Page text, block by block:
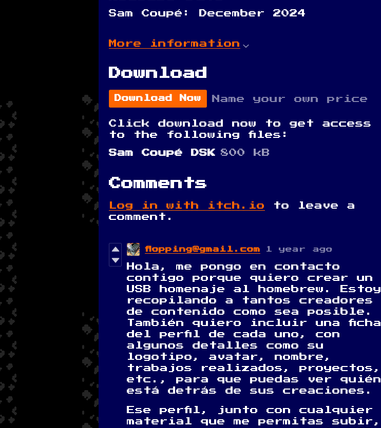
Sam Coupé: December 2024
More information
Download
Download Now Name your own price
Click download now to get access
to the following files:
Sam Coupé DSK 800 kB
Comments
Log in with itch.io
to leave a
comment.
flopping@gmail.com 1 year ago
Hola, me pongo en contacto
contigo porque quiero crear un
USB homenaje al homebrew. Estoy
recopilando a tantos creadores
de contenido como sea posible.
También quiero incluir una ficha
del perfil de cada uno, con
algunos detalles como su
logotipo, avatar, nombre,
trabajos realizados, proyectos,
etc., para que puedas ver quién
está detrás de sus creaciones.
Ese perfil, junto con cualquier
material que me permitas subir,